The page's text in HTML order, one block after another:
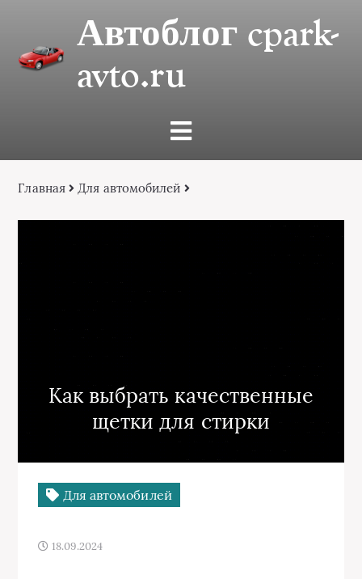
Автоблог cpark-
avto.ru
Главная Для автомобилей
Как выбрать качественные
щетки для стирки
Для автомобилей
18.09.2024